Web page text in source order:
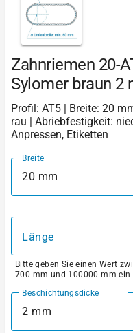
Zahnriemen 20-
Sylomer braun 2
Profil: AT5 | Breite: 20
rau | Abriebfestigkeit:
Anpressen, Etiketten
Breite
20 mm
Länge
Bitte geben Sie einen Wert
700 mm und 100000 mm ein.
Beschichtungsdicke
2 mm